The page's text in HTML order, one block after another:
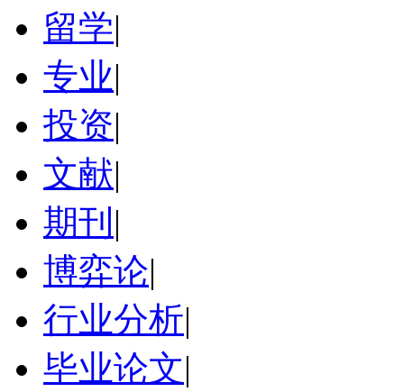
留学|
专业|
投资|
文献|
期刊 |
博弈论|
行业分析|
毕业论文|